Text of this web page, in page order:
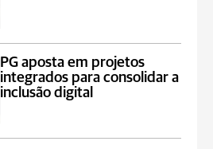
PG aposta em projetos
integrados para consolidar a
inclusão digital